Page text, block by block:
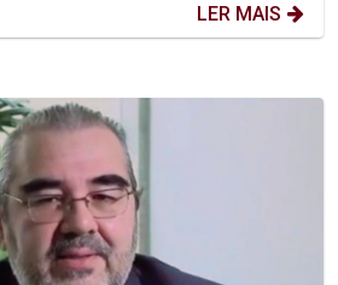
LER MAIS